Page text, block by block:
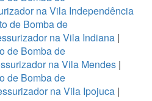
na Vila Independência
de Bomba de
na Vila Indiana |
de Bomba de
na Vila Mendes |
de Bomba de
na Vila Ipojuca|